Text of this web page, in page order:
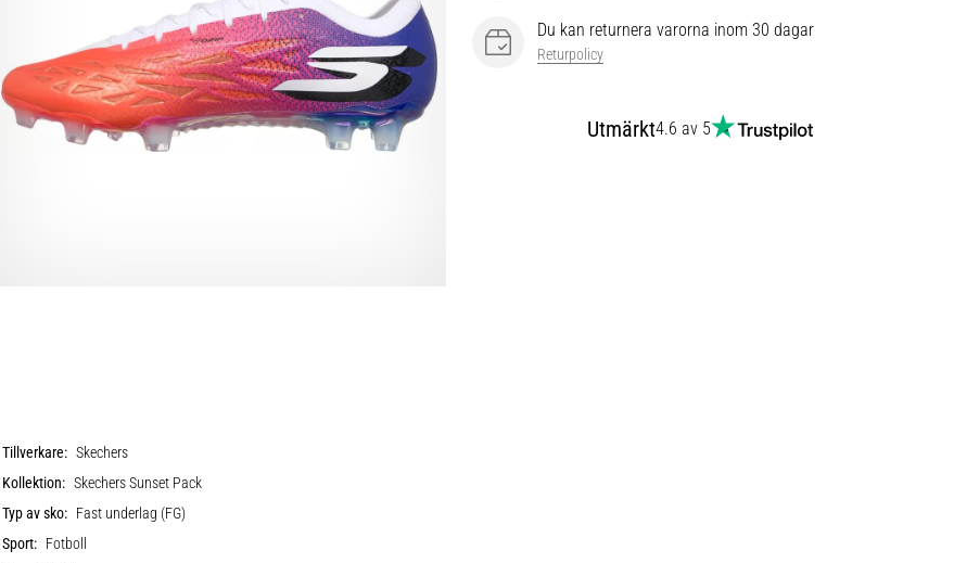
Du kan returnera varorna inom 30 dagar
Returpolicy
Utmärkt4.6 av 5
Tillverkare: Skechers
Kollektion: Skechers Sunset Pack
Typ av sko: Fast underlag (FG)
Sport: Fotboll